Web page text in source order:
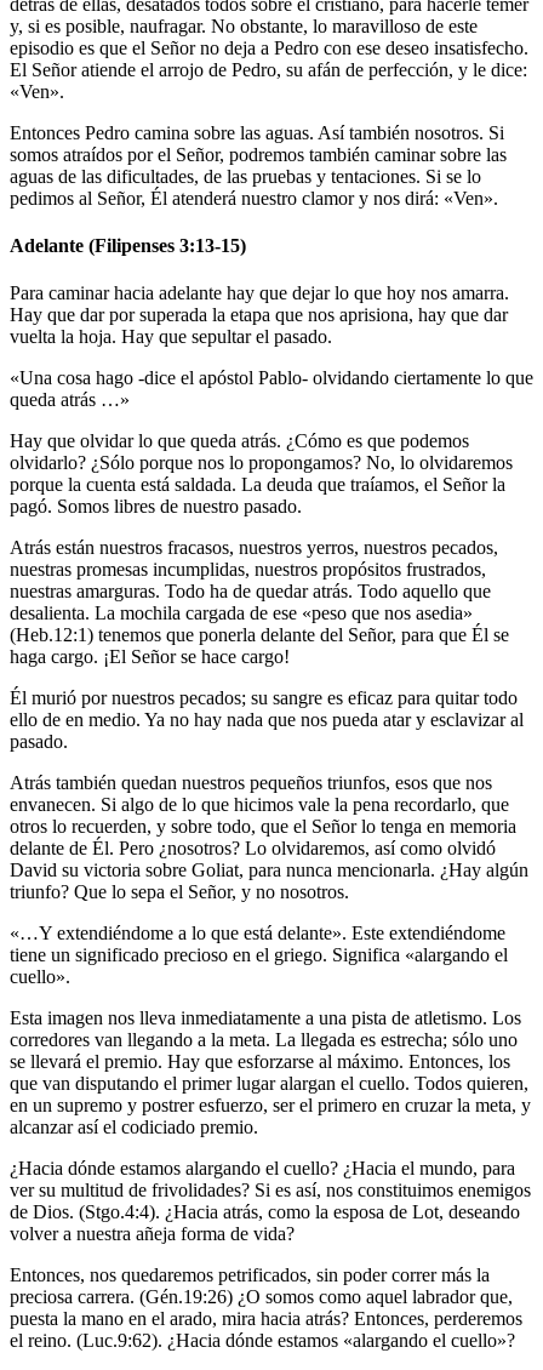
y, si es posible, naufragar. No obstante, lo maravilloso de este
episodio es que el Señor no deja a Pedro con ese deseo insatisfecho.
El Señor atiende el arrojo de Pedro, su afán de perfección, y le dice:
«Ven».
Entonces Pedro camina sobre las aguas. Así también nosotros. Si
somos atraídos por el Señor, podremos también caminar sobre las
aguas de las dificultades, de las pruebas y tentaciones. Si se lo
pedimos al Señor, Él atenderá nuestro clamor y nos dirá: «Ven».
Adelante (Filipenses 3:13-15)
Para caminar hacia adelante hay que dejar lo que hoy nos amarra.
Hay que dar por superada la etapa que nos aprisiona, hay que dar
vuelta la hoja. Hay que sepultar el pasado.
«Una cosa hago -dice el apóstol Pablo- olvidando ciertamente lo que
queda atrás …»
Hay que olvidar lo que queda atrás. ¿Cómo es que podemos
olvidarlo? ¿Sólo porque nos lo propongamos? No, lo olvidaremos
porque la cuenta está saldada. La deuda que traíamos, el Señor la
pagó. Somos libres de nuestro pasado.
Atrás están nuestros fracasos, nuestros yerros, nuestros pecados,
nuestras promesas incumplidas, nuestros propósitos frustrados,
nuestras amarguras. Todo ha de quedar atrás. Todo aquello que
desalienta. La mochila cargada de ese «peso que nos asedia»
(Heb.12:1) tenemos que ponerla delante del Señor, para que Él se
haga cargo. ¡El Señor se hace cargo!
Él murió por nuestros pecados; su sangre es eficaz para quitar todo
ello de en medio. Ya no hay nada que nos pueda atar y esclavizar al
pasado.
Atrás también quedan nuestros pequeños triunfos, esos que nos
envanecen. Si algo de lo que hicimos vale la pena recordarlo, que
otros lo recuerden, y sobre todo, que el Señor lo tenga en memoria
delante de Él. Pero ¿nosotros? Lo olvidaremos, así como olvidó
David su victoria sobre Goliat, para nunca mencionarla. ¿Hay algún
triunfo? Que lo sepa el Señor, y no nosotros.
«…Y extendiéndome a lo que está delante». Este extendiéndome
tiene un significado precioso en el griego. Significa «alargando el
cuello».
Esta imagen nos lleva inmediatamente a una pista de atletismo. Los
corredores van llegando a la meta. La llegada es estrecha; sólo uno
se llevará el premio. Hay que esforzarse al máximo. Entonces, los
que van disputando el primer lugar alargan el cuello. Todos quieren,
en un supremo y postrer esfuerzo, ser el primero en cruzar la meta, y
alcanzar así el codiciado premio.
¿Hacia dónde estamos alargando el cuello? ¿Hacia el mundo, para
ver su multitud de frivolidades? Si es así, nos constituimos enemigos
de Dios. (Stgo.4:4). ¿Hacia atrás, como la esposa de Lot, deseando
volver a nuestra añeja forma de vida?
Entonces, nos quedaremos petrificados, sin poder correr más la
preciosa carrera. (Gén.19:26) ¿O somos como aquel labrador que,
puesta la mano en el arado, mira hacia atrás? Entonces, perderemos
el reino. (Luc.9:62). ¿Hacia dónde estamos «alargando el cuello»?